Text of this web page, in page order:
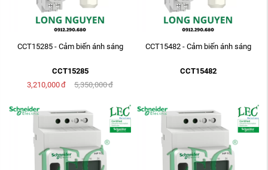
CCT15285 - Cảm biến ánh sáng
CCT15285
3,210,000đ 5,350,000đ
CCT15482 - Cảm biến ánh sáng
CCT15482